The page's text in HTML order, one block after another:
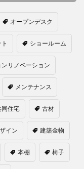
オープンデスク
ショールーム
ンリノベーション
メンテナンス
同住宅 古材
イン 建築金物
本棚 椅子